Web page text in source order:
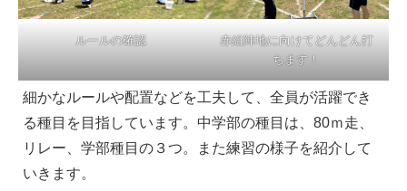
ルールの確認
赤組陣地に向けてどんどん打
ちます！
細かなルールや配置などを工夫して、全員が活躍でき
る種目を目指しています。中学部の種目は、80ｍ走、
リレー、学部種目の３つ。また練習の様子を紹介して
いきます。